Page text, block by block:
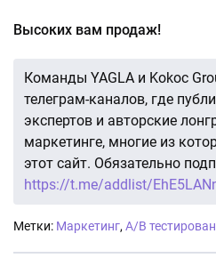
Высоких вам продаж!
Команды YAGLA и Kokoc
телеграм-каналов, где
экспертов и авторские
маркетинге, многие из
этот сайт. Обязательно
https://t.me/addlist/
Метки: Маркетинг, A/B